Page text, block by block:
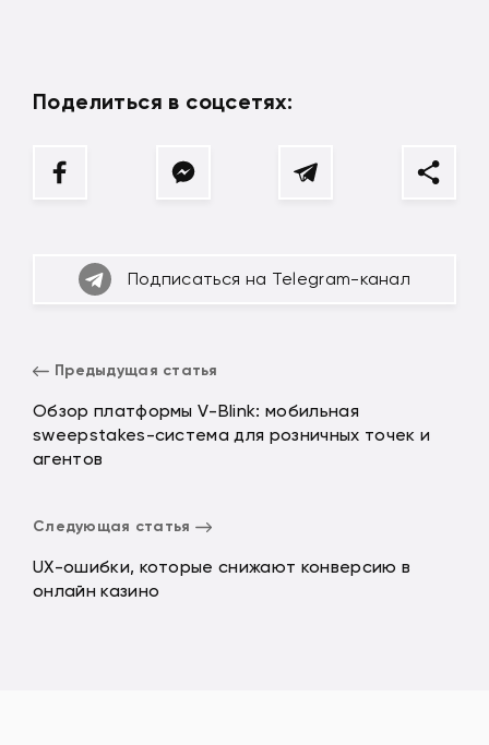
Поделиться в соцсетях:
Подписаться на Telegram-канал
Предыдущая статья
Обзор платформы V-Blink: мобильная
sweepstakes-система для розничных точек и
агентов
Следующая статья
UX-ошибки, которые снижают конверсию в
онлайн казино